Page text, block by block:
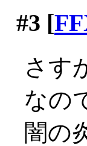
#3 [
さす
なの
闇の